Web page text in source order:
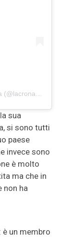
sua
si sono tutti
paese
invece sono
è molto
ma che in
non ha
è un membro